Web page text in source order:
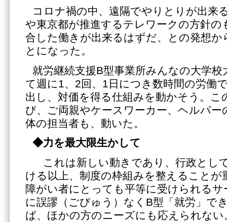
コロナ禍の中、遠隔でやりとりが出来
や東京都が推進するテレワークの方針の
合した働きが出来るはずだ、との発想か
とになった。
就労継続支援B型事業所みんなの大学
て週に1、2回、1日につき数時間の労働
出し、対価を得る仕組みを動かそう。こ
び、ご両親やケースワーカー、ヘルパー
体の担当者も、動いた。
◆力を最大限生かして
これは新しい動きであり、行政とし
ける以上、制度の枠組みを整えることが
障がい者にとっても平等に受けられる
に誤謬（ごびゅう）なくB型「就労」で
ば、ほかの方のニーズにも応えられない